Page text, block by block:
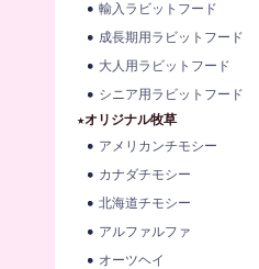
輸入ラビットフード
成長期用ラビットフード
大人用ラビットフード
シニア用ラビットフード
★オリジナル牧草
アメリカンチモシー
カナダチモシー
北海道チモシー
アルファルファ
オーツヘイ